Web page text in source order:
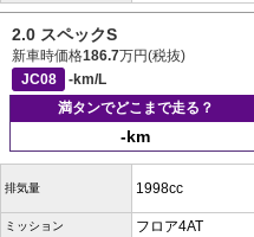
2.0 スペックS
新車時価格186.7万円(税抜)
JC08
-km/L
満タンでどこまで走る？
-km
排気量 1998cc
ミッション フロア4AT